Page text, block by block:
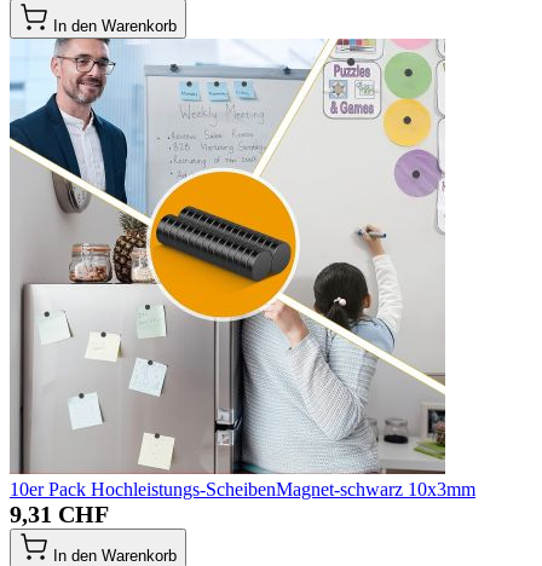
In den Warenkorb
10er Pack Hochleistungs-ScheibenMagnet-schwarz 10x3mm
9,31 CHF
In den Warenkorb